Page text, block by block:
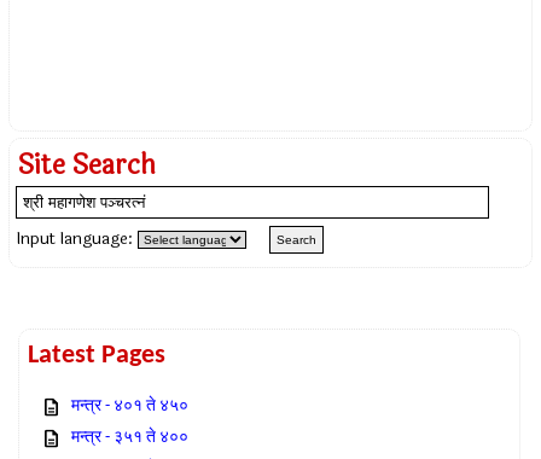
Site Search
Input language:
Latest Pages
मन्त्र - ४०१ ते ४५०
मन्त्र - ३५१ ते ४००